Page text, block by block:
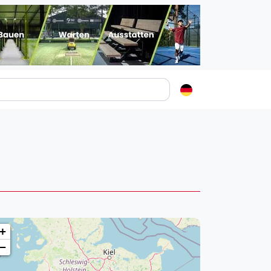
am Main
+
−